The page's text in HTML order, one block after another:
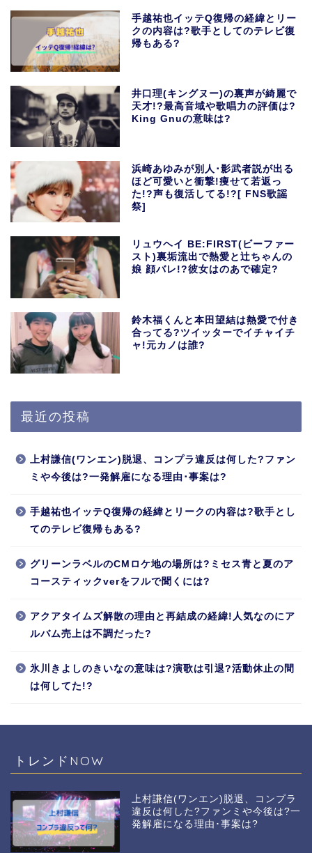
手越祐也イッテQ復帰の経緯とリー
クの内容は?歌手としてのテレビ復
帰もある?
井口理(キングヌー)の裏声が綺麗で
天才!?最高音域や歌唱力の評価は?
King Gnuの意味は?
浜崎あゆみが別人･影武者説が出る
ほど可愛いと衝撃!痩せて若返っ
た!?声も復活してる!?[ FNS歌謡
祭]
リュウヘイ BE:FIRST(ビーファー
スト)裏垢流出で熱愛と辻ちゃんの
娘 顔バレ!?彼女はのあで確定?
鈴木福くんと本田望結は熱愛で付き
合ってる?ツイッターでイチャイチ
ャ!元カノは誰?
最近の投稿
上村謙信(ワンエン)脱退、コンプラ違反は何した?ファン
ミや今後は?一発解雇になる理由･事案は?
手越祐也イッテQ復帰の経緯とリークの内容は?歌手とし
てのテレビ復帰もある?
グリーンラベルのCMロケ地の場所は?ミセス青と夏のア
コースティックverをフルで聞くには?
アクアタイムズ解散の理由と再結成の経緯!人気なのにア
ルバム売上は不調だった?
氷川きよしのきいなの意味は?演歌は引退?活動休止の間
は何してた!?
トレンドNOW
上村謙信(ワンエン)脱退、コンプラ
違反は何した?ファンミや今後は?一
発解雇になる理由･事案は?